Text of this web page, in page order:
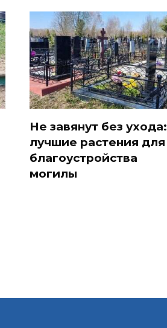
Не завянут без ухода:
лучшие растения для
благоустройства
могилы